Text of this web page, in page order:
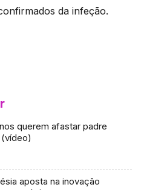
da infeção.
querem afastar padre
aposta na inovação